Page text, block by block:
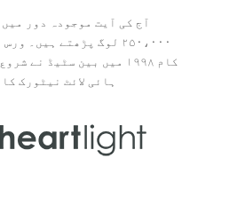
آج کی آیت موجودہ دور
۲۵۰،۰۰۰ لوگ پڑھتے ہیں۔
ہائی لائٹ نیٹورک